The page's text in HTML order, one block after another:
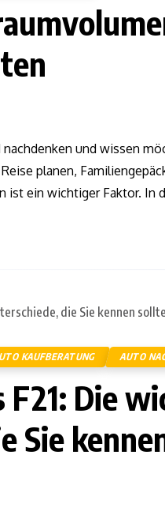
nachdenken und wissen
planen,
ist ein wichtiger Faktor. In
KAUFBERATUNG AUTO
F21: Die
Sie